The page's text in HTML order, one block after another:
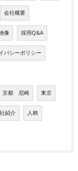
会社概要
像 採用Q&A
バシーポリシー
京都 尼崎 東京
紹介 人柄